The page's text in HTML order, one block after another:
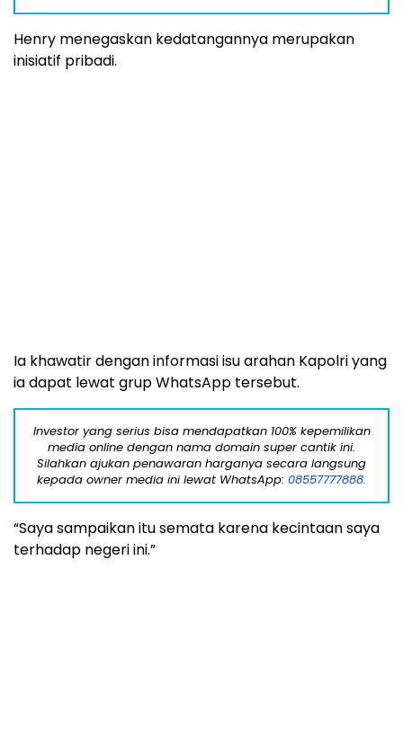
Henry menegaskan kedatangannya merupakan
inisiatif pribadi.
Ia khawatir dengan informasi isu arahan Kapolri yang
ia dapat lewat grup WhatsApp tersebut.
Investor yang serius bisa mendapatkan 100% kepemilikan
media online dengan nama domain super cantik ini.
Silahkan ajukan penawaran harganya secara langsung
kepada owner media ini lewat WhatsApp: 08557777888.
“Saya sampaikan itu semata karena kecintaan saya
terhadap negeri ini.”